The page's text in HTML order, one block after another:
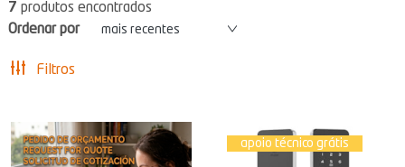
7 produtos encontrados
Ordenar por
mais recentes
Filtros
apoio técnico grátis